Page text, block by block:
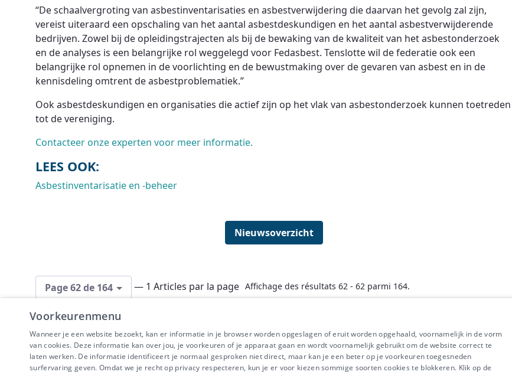
“De schaalvergroting van asbestinventarisaties en asbestverwijdering die daarvan het gevolg zal zijn,
vereist uiteraard een opschaling van het aantal asbestdeskundigen en het aantal asbestverwijderende
bedrijven. Zowel bij de opleidingstrajecten als bij de bewaking van de kwaliteit van het asbestonderzoek
en de analyses is een belangrijke rol weggelegd voor Fedasbest. Tenslotte wil de federatie ook een
belangrijke rol opnemen in de voorlichting en de bewustmaking over de gevaren van asbest en in de
kennisdeling omtrent de asbestproblematiek.”
Ook asbestdeskundigen en organisaties die actief zijn op het vlak van asbestonderzoek kunnen toetreden
tot de vereniging.
Contacteer onze experten voor meer informatie.
LEES OOK:
Asbestinventarisatie en -beheer
Nieuwsoverzicht
Page 62 de 164 — 1 Articles par la page Affichage des résultats 62 - 62 parmi 164.
Voorkeurenmenu
Wanneer je een website bezoekt, kan er informatie in je browser worden opgeslagen of eruit worden opgehaald, voornamelijk in de vorm
van cookies. Deze informatie kan over jou, je voorkeuren of je apparaat gaan en wordt voornamelijk gebruikt om de website correct te
laten werken. De informatie identificeert je normaal gesproken niet direct, maar kan je een beter op je voorkeuren toegesneden
surfervaring geven. Omdat we je recht op privacy respecteren, kun je er voor kiezen sommige soorten cookies te blokkeren. Klik op de